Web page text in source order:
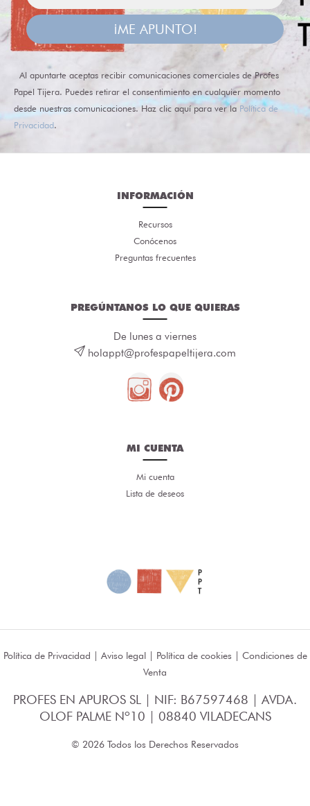
¡ME APUNTO!
Al apuntarte aceptas recibir comunicaciones comerciales de Profes
Papel Tijera. Puedes retirar el consentimiento en cualquier momento
desde nuestras comunicaciones. Haz clic aquí para ver la Política de
Privacidad.
INFORMACIÓN
Recursos
Conócenos
Preguntas frecuentes
PREGÚNTANOS LO QUE QUIERAS
De lunes a viernes
holappt@profespapeltijera.com
MI CUENTA
Mi cuenta
Lista de deseos
Política de Privacidad | Aviso legal| Política de cookies | Condiciones de
Venta
PROFES EN APUROS SL | NIF: B67597468 | AVDA.
OLOF PALME Nº10 | 08840 VILADECANS
© 2026 Todos los Derechos Reservados